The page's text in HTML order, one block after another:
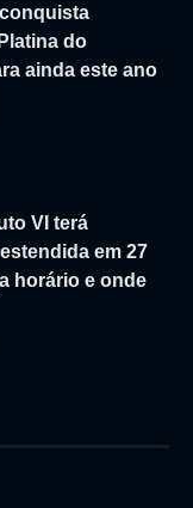
do
ainda este ano
VI terá
em 27
horário e onde